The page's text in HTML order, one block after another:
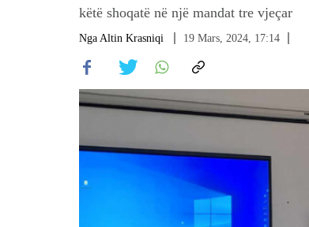
këtë shoqatë në një mandat tre vjeçar
Nga Altin Krasniqi 19 Mars, 2024, 17:14